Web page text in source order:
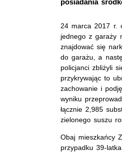
posiadania
24 marca 2017 r.
jednego z garaży
znajdować się
do garażu, a
policjanci zbliżyli
przykrywając to
zachowanie i
wyniku
łącznie 2,985
zielonego suszu
Obaj mieszkańcy
przypadku 39-